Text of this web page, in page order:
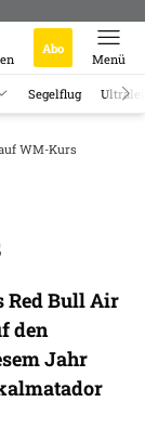
Abo
Menü
Segelflug
WM-Kurs
Red Bull Air
den
Jahr